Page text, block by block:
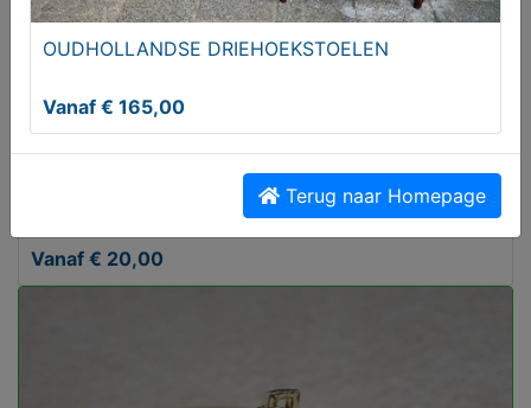
Amstel Oprichters Vaasjes 25c
Vanaf € 20,00
OUDHOLLANDSE DRIEHOEKSTOELEN
Vanaf € 165,00
Terug naar Homepage